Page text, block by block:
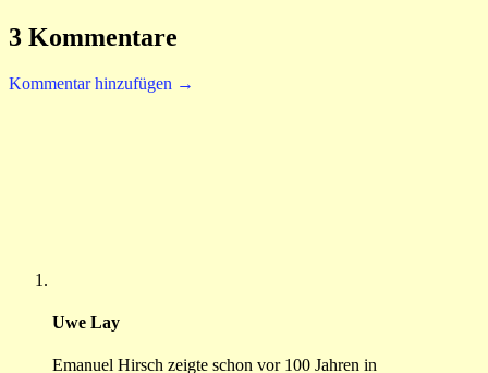
3 Kommentare
Kommentar hinzufügen →
Uwe Lay
Emanuel Hirsch zeigte schon vor 100 Jahren in